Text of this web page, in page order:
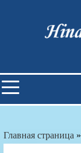
Главная страница »